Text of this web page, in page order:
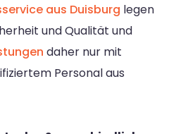
aus Duisburg legen
und Qualität und
daher nur mit
Personal aus